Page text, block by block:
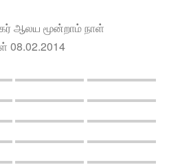
ஆலய மூன்றாம் நாள்
08.02.2014